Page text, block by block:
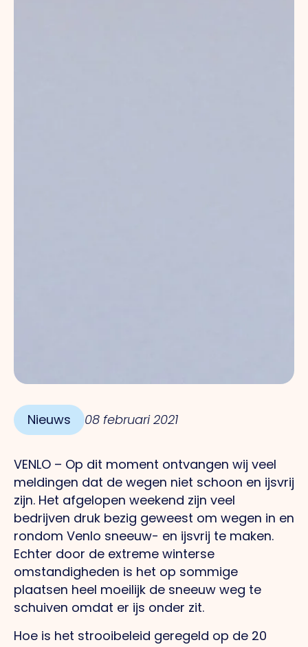
Nieuws 08 februari 2021
VENLO – Op dit moment ontvangen wij veel
meldingen dat de wegen niet schoon en ijsvrij
zijn. Het afgelopen weekend zijn veel
bedrijven druk bezig geweest om wegen in en
rondom Venlo sneeuw- en ijsvrij te maken.
Echter door de extreme winterse
omstandigheden is het op sommige
plaatsen heel moeilijk de sneeuw weg te
schuiven omdat er ijs onder zit.
Hoe is het strooibeleid geregeld op de 20